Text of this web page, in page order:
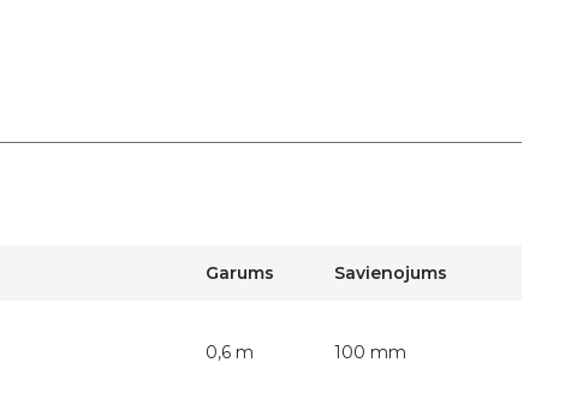
Garums Savienojums
0,6 m 100 mm